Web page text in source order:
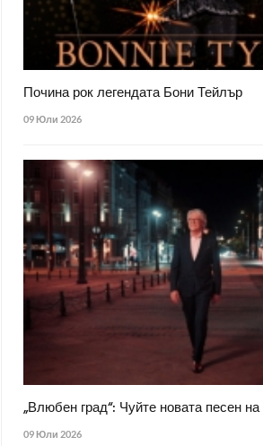
Почина рок легендата Бони Тейлър
09 Юли 2026
„Влюбен град“: Чуйте новата песен
09 Юли 2026